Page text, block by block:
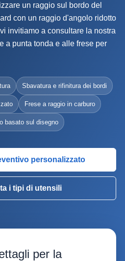
un raggio sul bordo del
con un raggio d'angolo ridotto
invitiamo a consultare la nostra
a punta tonda e alle frese per
Sbavatura e rifinitura dei bordi
Frese a raggio in carburo
basato sul disegno
personalizzato
i tipi di utensili
per la